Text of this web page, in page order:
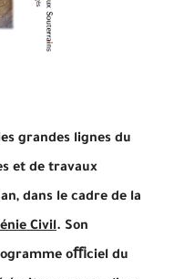
grandes lignes du
et de travaux
dans le cadre de la
Civil. Son
oﬃciel du